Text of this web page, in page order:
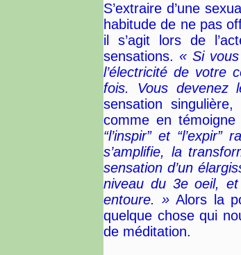
S’extraire d’une
habitude de ne pas
il s’agit lors de
sensations.« Si
l’électricité de votre
fois. Vous devenez
sensation
comme en
“l’inspir” et
s’amplifie, la
sensation d’un
niveau du 3e oeil, et
entoure. »Alors la
quelque chose qui
de méditation.